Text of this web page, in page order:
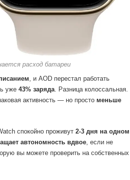
расход батареи
, и AOD перестал работать
уже 43% заряда. Разница колоссальная.
активность — но просто меньше
спокойно проживут 2-3 дня на одном
автономность вдвое, если не
вы можете проверить на собственных